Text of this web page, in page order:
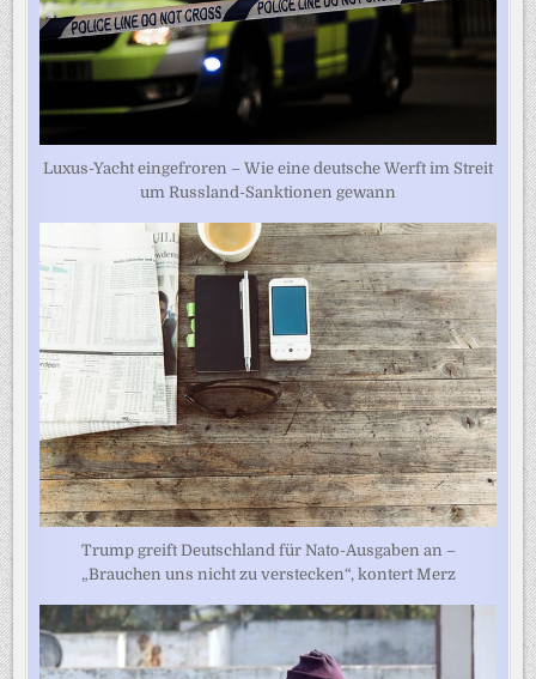
Luxus-Yacht eingefroren – Wie eine deutsche Werft im Streit
um Russland-Sanktionen gewann
Trump greift Deutschland für Nato-Ausgaben an –
„Brauchen uns nicht zu verstecken“, kontert Merz